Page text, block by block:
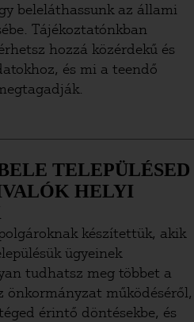
beleláthassunk az állami
Tájékoztatónkban
hozzá közérdekű és
és mi a teendő
TELEPÜLÉSED
HELYI
készítettük, akik
ügyeinek
tudhatsz meg többet a
önkormányzat működéséről,
érintő döntésekbe, és